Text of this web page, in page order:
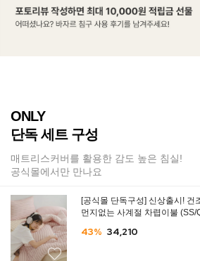
ONLY
단독 세트 구성
매트리스커버를 활용한 감도 높은 침실!
공식몰에서만 만나요
[공식몰 단독구성] 신상출시! 건
먼지없는 사계절 차렵이불 (SS/
43% 34,210